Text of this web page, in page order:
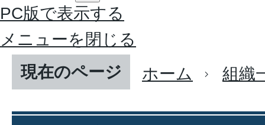
PC版で表示する
メニューを閉じる
現在のページ
ホーム 組織